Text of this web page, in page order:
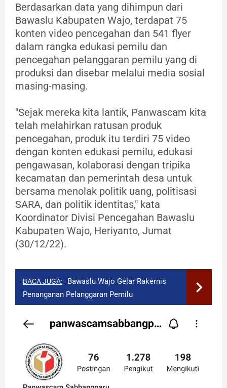
Berdasarkan data yang dihimpun dari
Bawaslu Kabupaten Wajo, terdapat 75
konten video pencegahan dan 541 flyer
dalam rangka edukasi pemilu dan
pencegahan pelanggaran pemilu yang di
produksi dan disebar melalui media sosial
masing-masing.
"Sejak mereka kita lantik, Panwascam kita
telah melahirkan ratusan produk
pencegahan, produk itu terdiri 75 video
dengan konten edukasi pemilu, edukasi
pengawasan, kolaborasi dengan tripika
kecamatan dan pemerintah desa untuk
bersama menolak politik uang, politisasi
SARA, dan politik identitas," kata
Koordinator Divisi Pencegahan Bawaslu
Kabupaten Wajo, Heriyanto, Jumat
(30/12/22).
BACA JUGA:
Bawaslu Wajo Gelar Rakernis
Penanganan Pelanggaran Pemilu